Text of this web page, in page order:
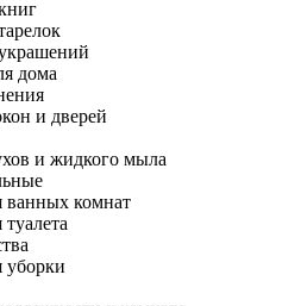
дома
и дверей
и жидкого мыла
ванных комнат
уборки